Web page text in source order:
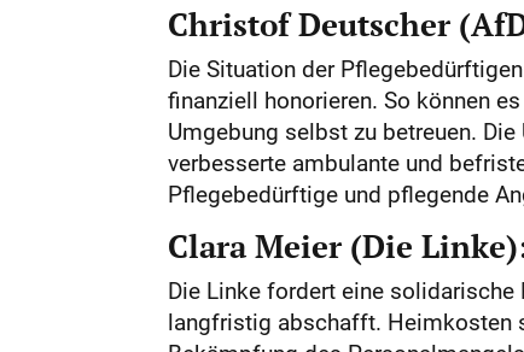
Christof Deutscher
Die Situation der
finanziell honorieren. So können
Umgebung selbst zu betreuen.
verbesserte ambulante und
Pflegebedürftige und pflegende
Clara Meier (Die
Die Linke fordert eine
langfristig abschafft. Heimkosten